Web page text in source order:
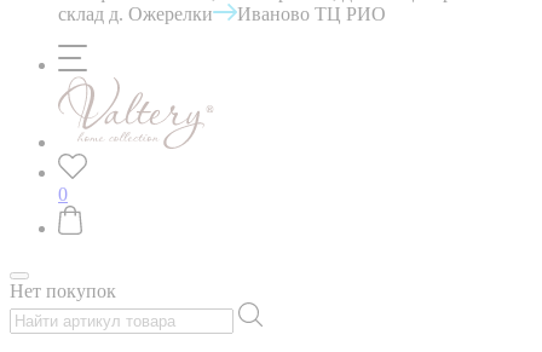
склад д. Ожерелки
Иваново ТЦ РИО
0
Нет покупок